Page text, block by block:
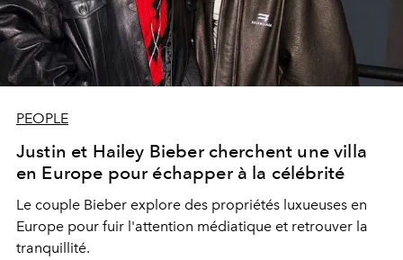
PEOPLE
Justin et Hailey Bieber cherchent une villa
en Europe pour échapper à la célébrité
Le couple Bieber explore des propriétés luxueuses en
Europe pour fuir l'attention médiatique et retrouver la
tranquillité.